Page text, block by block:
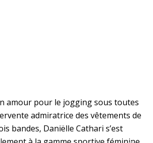
amour pour le jogging sous toutes
admiratrice des vêtements de
bandes, Daniëlle Cathari s’est